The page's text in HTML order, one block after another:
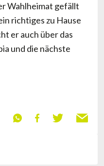
Wahlheimat gefällt
richtiges zu Hause
er auch über das
und die nächste